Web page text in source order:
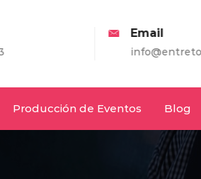
info@entretodos.com.uy
Producción de Eventos Blog